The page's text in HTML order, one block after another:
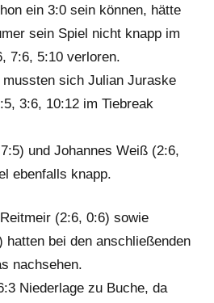
ein 3:0 sein können, hätte
sein Spiel nicht knapp im
7:6, 5:10 verloren.
sich Julian Juraske
3:6, 10:12 im Tiebreak
und Johannes Weiß (2:6,
ebenfalls knapp.
(2:6, 0:6) sowie
hatten bei den anschließenden
nachsehen.
Niederlage zu Buche, da